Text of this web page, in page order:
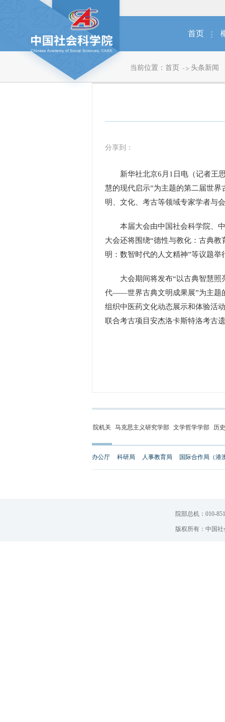
首页
当前位置： 首页 头条新闻
分享到：
新华社北京6月1日电（记者王思
慧的现代启示”为主题的第二届世
明、文化、考古等领域专家学者与
本届大会由中国社会科学院、中
大会还将围绕“德性与教化：古典
明：数智时代的人文精神”等议题举
大会期间将发布“以古典智慧照亮
代——世界古典文明成果展”为主题
组织中医药文化动态展示和体验活
联合考古项目安杰洛卡斯特洛考古
院机关 马克思主义研究学部 文学哲学学部 历
办公厅 科研局 人事教育局 国际合作局（港
院部总机：010-
版权所有：中国